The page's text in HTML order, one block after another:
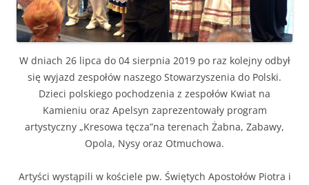
W dniach 26 lipca do 04 sierpnia 2019 po raz kolejny odbył
się wyjazd zespołów naszego Stowarzyszenia do Polski.
Dzieci polskiego pochodzenia z zespołów Kwiat na
Kamieniu oraz Apelsyn zaprezentowały program
artystyczny „Kresowa tęcza”na terenach Żabna, Zabawy,
Opola, Nysy oraz Otmuchowa.
Artyści wystąpili w kościele pw. Świętych Apostołów Piotra i